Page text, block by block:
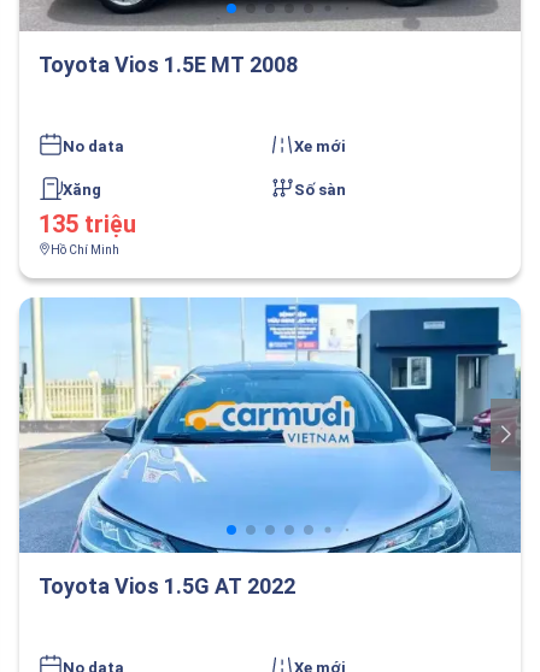
Toyota Vios 1.5E MT 2008
No data Xe mới
Xăng Số sàn
135 triệu
Hồ Chí Minh
Toyota Vios 1.5G AT 2022
No data Xe mới